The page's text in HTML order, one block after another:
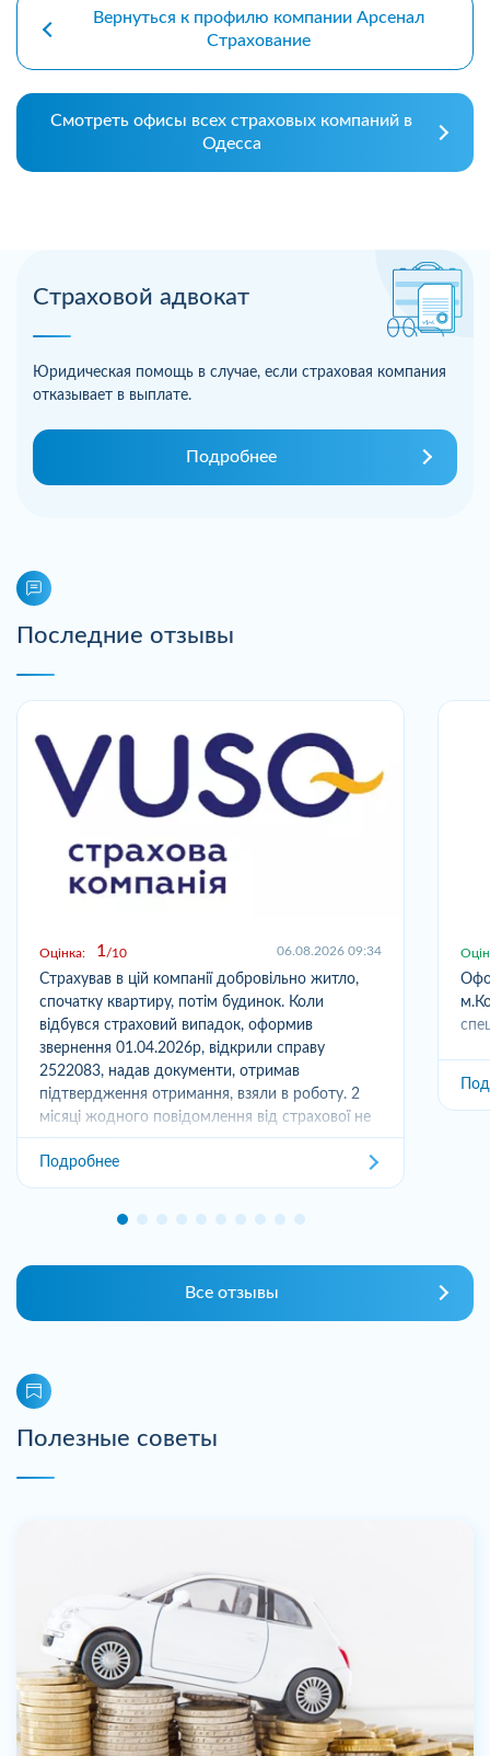
Страховой адвокат
Юридическая помощь в случае, если страховая компания
отказывает в выплате.
Подробнее
Последние отзывы
Оцінка: 1 10 06.08.2026 09:34
Страхував в цій компанії добровільно житло,
спочатку квартиру, потім будинок. Коли
відбувся страховий випадок, оформив
звернення 01.04.2026р, відкрили справу
2522083, надав документи, отримав
підтвердження отримання, взяли в роботу. 2
місяці жодного повідомлення від страхової не
отримував,...
Подробнее
Все отзывы
Полезные советы
Вернуться к профилю компании Арсенал
Страхование
Смотреть офисы всех страховых компаний в
Одесса